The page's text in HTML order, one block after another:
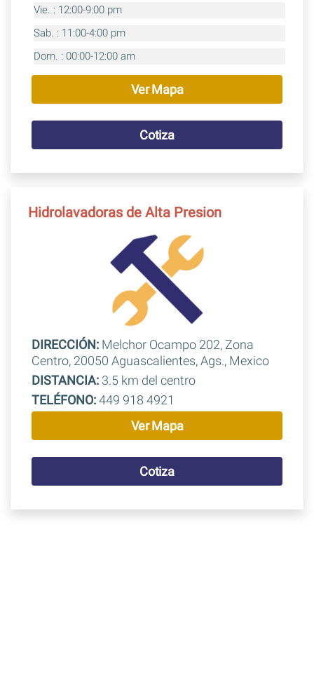
Vie. : 12:00-9:00 pm
Sab. : 11:00-4:00 pm
Dom. : 00:00-12:00 am
Ver Mapa
Cotiza
Hidrolavadoras de Alta Presion
DIRECCIÓN:Melchor Ocampo 202, Zona
Centro, 20050 Aguascalientes, Ags., Mexico
DISTANCIA:3.5 km del centro
TELÉFONO:449 918 4921
Ver Mapa
Cotiza